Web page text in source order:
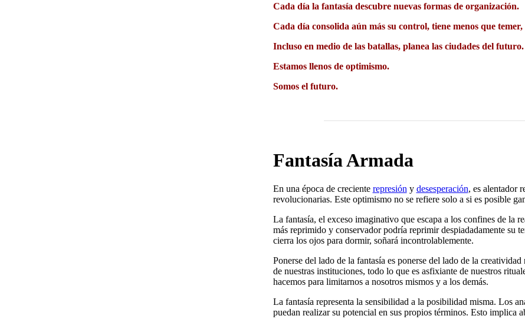
Cada día la fantasía descubre nuevas formas de organización.
Cada día consolida aún más su control, tiene menos que
Incluso en medio de las batallas, planea las ciudades del futuro.
Estamos llenos de optimismo.
Somos el futuro.
Fantasía Armada
En una época de creciente represión y desesperación, es alentador
revolucionarias. Este optimismo no se refiere solo a si es posible
La fantasía, el exceso imaginativo que escapa a los confines de la
más reprimido y conservador podría reprimir despiadadamente su
cierra los ojos para dormir, soñará incontrolablemente.
Ponerse del lado de la fantasía es ponerse del lado de la
de nuestras instituciones, todo lo que es asfixiante de nuestros
hacemos para limitarnos a nosotros mismos y a los demás.
La fantasía representa la sensibilidad a la posibilidad misma. Los
puedan realizar su potencial en sus propios términos. Esto implica